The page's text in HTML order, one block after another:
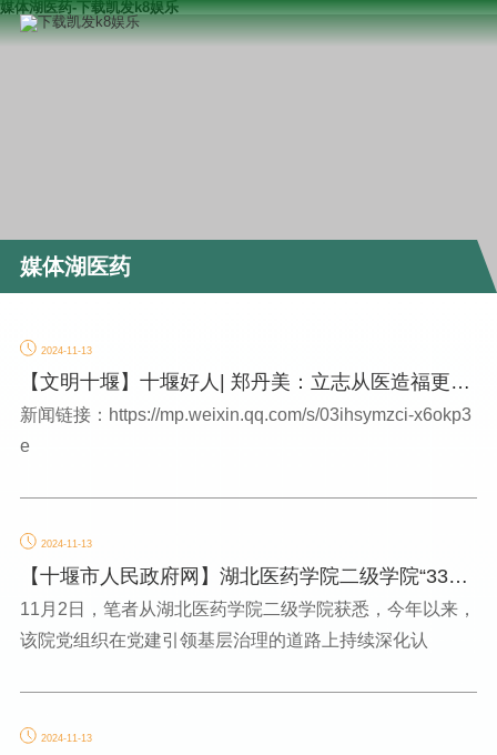
媒体湖医药-下载凯发k8娱乐
媒体湖医药
2024-11-13
【文明十堰】十堰好人| 郑丹美：立志从医造福更多
人
新闻链接：https://mp.weixin.qq.com/s/03ihsymzci-x6okp3
e
2024-11-13
【十堰市人民政府网】湖北医药学院二级学院“333
党建工作法”引...
11月2日，笔者从湖北医药学院二级学院获悉，今年以来，
该院党组织在党建引领基层治理的道路上持续深化认
2024-11-13